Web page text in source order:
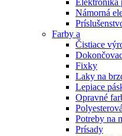
Námorná
Farby a
Čistiace
Fixky
Laky na
Lepiace
Opravné
Potreby na
Prísady